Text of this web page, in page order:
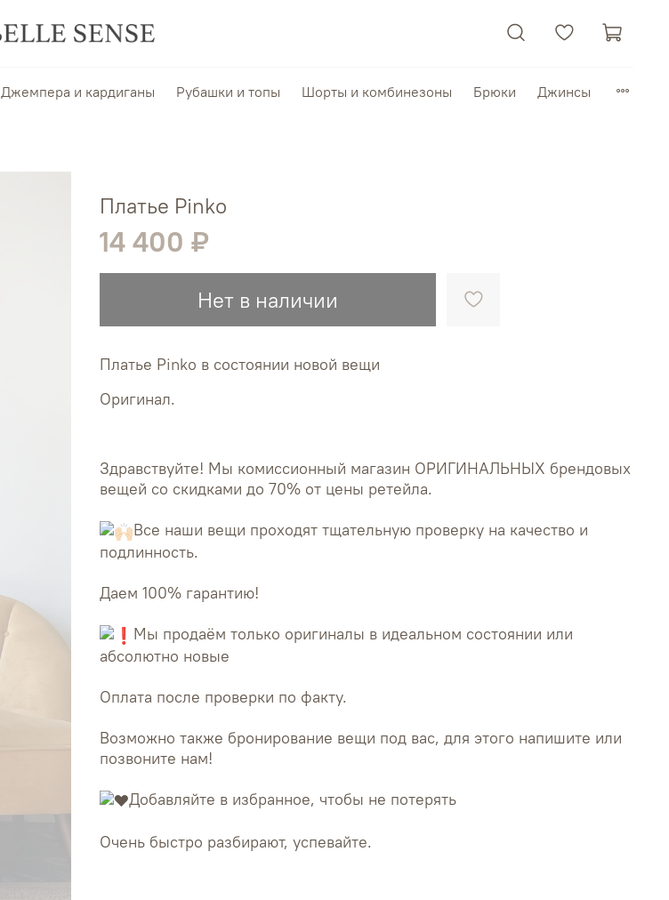
Джемпера и кардиганы Рубашки и топы Шорты и комбинезоны Брюки Джинсы
Платье Pinko
14 400 ₽
Нет в наличии
Платье Pinko в состоянии новой вещи
Оригинал.
Здравствуйте! Мы комиссионный магазин ОРИГИНАЛЬНЫХ брендовых
вещей со скидками до 70% от цены ретейла.
Все наши вещи проходят тщательную проверку на качество и
подлинность.
Даем 100% гарантию!
Мы продаём только оригиналы в идеальном состоянии или
абсолютно новые
Оплата после проверки по факту.
Возможно также бронирование вещи под вас, для этого напишите или
позвоните нам!
Добавляйте в избранное, чтобы не потерять
Очень быстро разбирают, успевайте.